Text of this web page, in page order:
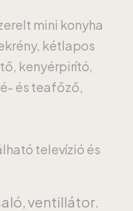
mini konyha
kétlapos
kenyérpirító,
és teafőző,
televízió és
ventillátor.